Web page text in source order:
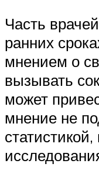
Часть
ранних
мнением о
вызывать
может
мнение не